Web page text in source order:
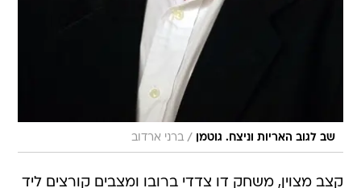
שב לגוב האריות וניצח. גוטמן / ברני ארדוב
קצב מצוין, משחק דו צדדי ברובו ומצבים קורצים ליד